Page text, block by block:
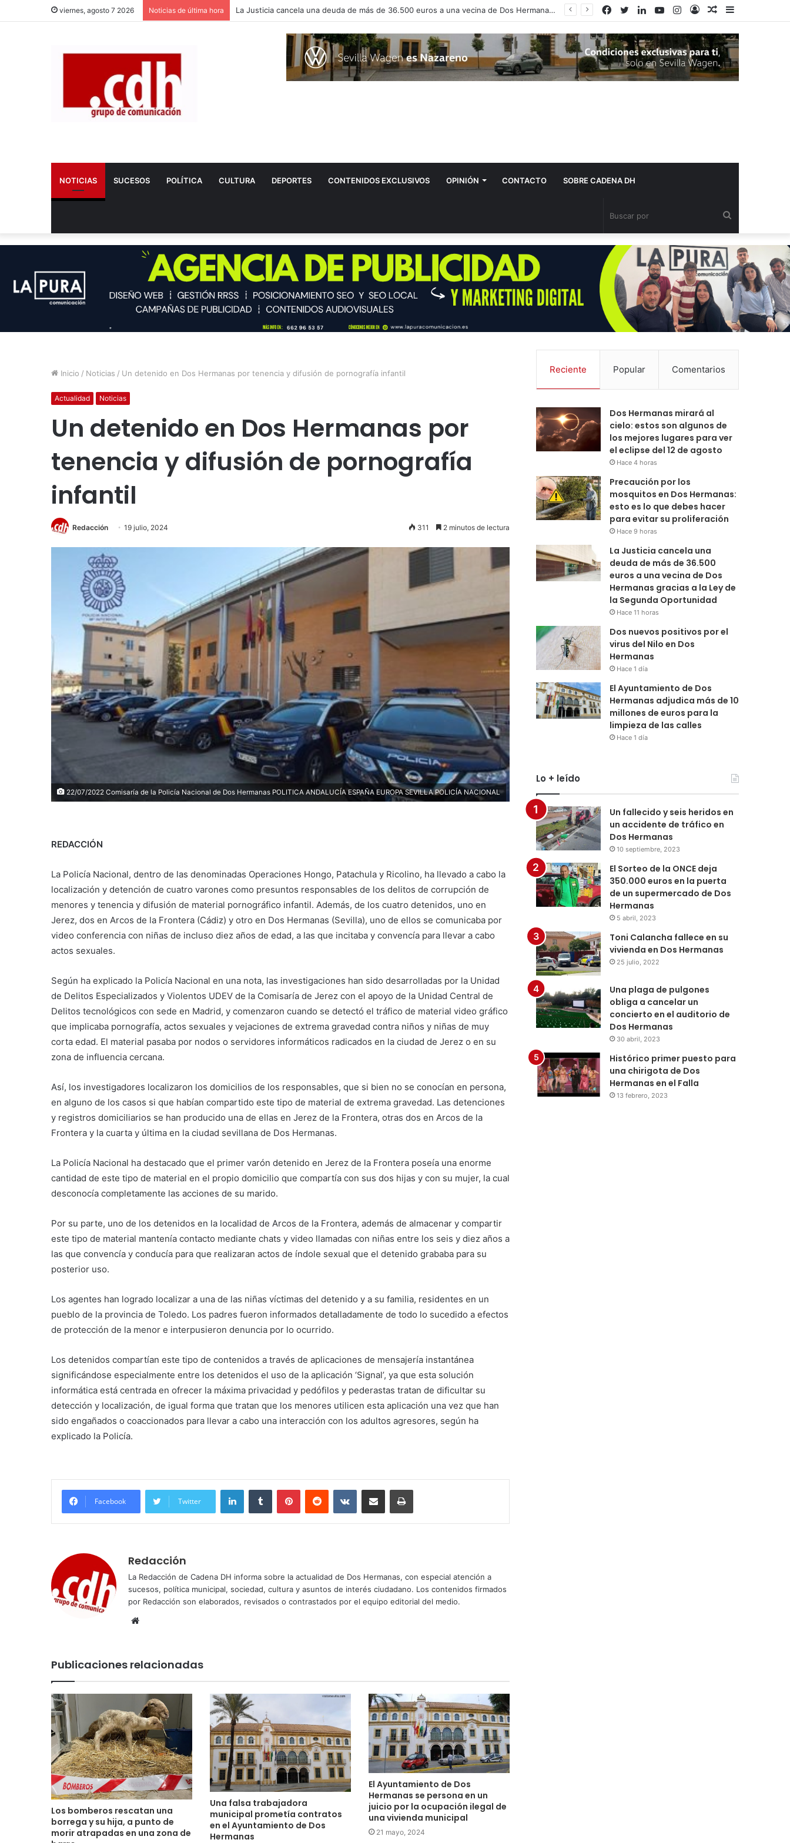
viernes, agosto 7 2026 Noticias de última hora Dos nuevos positivos por el virus del Nilo en Dos Hermanas
Barra
Publicación
azar
Acceso
Instagram
YouTube
LinkedIn
Twitter
Facebook
NOTICIAS SUCESOS POLÍTICA CULTURA DEPORTES CONTENIDOS EXCLUSIVOS OPINIÓN CONTACTO SOBRE CADENA DH
por
Inicio / Noticias / Un detenido en Dos Hermanas por tenencia y difusión de pornografía infantil
Actualidad Noticias
Un detenido en Dos Hermanas por
tenencia y difusión de pornografía
infantil
Redacción 19 julio, 2024 311 2 minutos de lectura
22/07/2022 Comisaría de la Policía Nacional de Dos Hermanas POLITICA ANDALUCÍA ESPAÑA EUROPA SEVILLA POLICÍA NACIONAL
REDACCIÓN
La Policía Nacional, dentro de las denominadas Operaciones Hongo, Patachula y Ricolino, ha llevado a cabo la
localización y detención de cuatro varones como presuntos responsables de los delitos de corrupción de
menores y tenencia y difusión de material pornográfico infantil. Además, de los cuatro detenidos, uno en
Jerez, dos en Arcos de la Frontera (Cádiz) y otro en Dos Hermanas (Sevilla), uno de ellos se comunicaba por
video conferencia con niñas de incluso diez años de edad, a las que incitaba y convencía para llevar a cabo
actos sexuales.
Según ha explicado la Policía Nacional en una nota, las investigaciones han sido desarrolladas por la Unidad
de Delitos Especializados y Violentos UDEV de la Comisaría de Jerez con el apoyo de la Unidad Central de
Delitos tecnológicos con sede en Madrid, y comenzaron cuando se detectó el tráfico de material video gráfico
que implicaba pornografía, actos sexuales y vejaciones de extrema gravedad contra niños y niñas de muy
corta edad. El material pasaba por nodos o servidores informáticos radicados en la ciudad de Jerez o en su
zona de influencia cercana.
Así, los investigadores localizaron los domicilios de los responsables, que si bien no se conocían en persona,
en alguno de los casos si que habían compartido este tipo de material de extrema gravedad. Las detenciones
y registros domiciliarios se han producido una de ellas en Jerez de la Frontera, otras dos en Arcos de la
Frontera y la cuarta y última en la ciudad sevillana de Dos Hermanas.
La Policía Nacional ha destacado que el primer varón detenido en Jerez de la Frontera poseía una enorme
cantidad de este tipo de material en el propio domicilio que compartía con sus dos hijas y con su mujer, la cual
desconocía completamente las acciones de su marido.
Por su parte, uno de los detenidos en la localidad de Arcos de la Frontera, además de almacenar y compartir
este tipo de material mantenía contacto mediante chats y video llamadas con niñas entre los seis y diez años a
las que convencía y conducía para que realizaran actos de índole sexual que el detenido grababa para su
posterior uso.
Los agentes han logrado localizar a una de las niñas víctimas del detenido y a su familia, residentes en un
pueblo de la provincia de Toledo. Los padres fueron informados detalladamente de todo lo sucedido a efectos
de protección de la menor e interpusieron denuncia por lo ocurrido.
Los detenidos compartían este tipo de contenidos a través de aplicaciones de mensajería instantánea
significándose especialmente entre los detenidos el uso de la aplicación ‘Signal’, ya que esta solución
informática está centrada en ofrecer la máxima privacidad y pedófilos y pederastas tratan de dificultar su
detección y localización, de igual forma que tratan que los menores utilicen esta aplicación una vez que han
sido engañados o coaccionados para llevar a cabo una interacción con los adultos agresores, según ha
explicado la Policía.
Facebook Twitter
LinkedInTumblr PinterestReddit VKontakteCompartir por correo electrónicoImprimir
Redacción
La Redacción de Cadena DH informa sobre la actualidad de Dos Hermanas, con especial atención a
sucesos, política municipal, sociedad, cultura y asuntos de interés ciudadano. Los contenidos firmados
por Redacción son elaborados, revisados o contrastados por el equipo editorial del medio.
Sitio
Publicaciones relacionadas
Los bomberos rescatan una
borrega y su hija, a punto de
morir atrapadas en una zona de
Una falsa trabajadora
municipal prometía contratos
en el Ayuntamiento de Dos
Hermanas
El Ayuntamiento de Dos
Hermanas se persona en un
juicio por la ocupación ilegal de
una vivienda municipal
21 mayo, 2024
Reciente Popular Comentarios
Dos Hermanas mirará al
cielo: estos son algunos de
los mejores lugares para ver
el eclipse del 12 de agosto
Hace 4 horas
Precaución por los
mosquitos en Dos Hermanas:
esto es lo que debes hacer
para evitar su proliferación
Hace 9 horas
La Justicia cancela una
deuda de más de 36.500
euros a una vecina de Dos
Hermanas gracias a la Ley de
la Segunda Oportunidad
Hace 11 horas
Dos nuevos positivos por el
virus del Nilo en Dos
Hermanas
Hace 1 día
El Ayuntamiento de Dos
Hermanas adjudica más de 10
millones de euros para la
limpieza de las calles
Hace 1 día
Lo + leído
Un fallecido y seis heridos en
un accidente de tráfico en
Dos Hermanas
10 septiembre, 2023
El Sorteo de la ONCE deja
350.000 euros en la puerta
de un supermercado de Dos
Hermanas
5 abril, 2023
Toni Calancha fallece en su
vivienda en Dos Hermanas
25 julio, 2022
Una plaga de pulgones
obliga a cancelar un
concierto en el auditorio de
Dos Hermanas
30 abril, 2023
Histórico primer puesto para
una chirigota de Dos
Hermanas en el Falla
13 febrero, 2023